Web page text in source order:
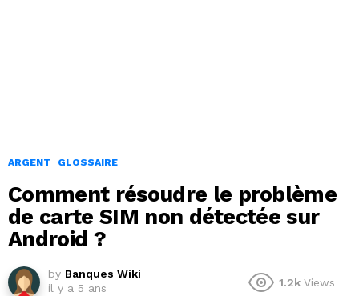
ARGENT GLOSSAIRE
Comment résoudre le problème
de carte SIM non détectée sur
Android ?
by Banques Wiki
il y a 5 ans
1.2k Views